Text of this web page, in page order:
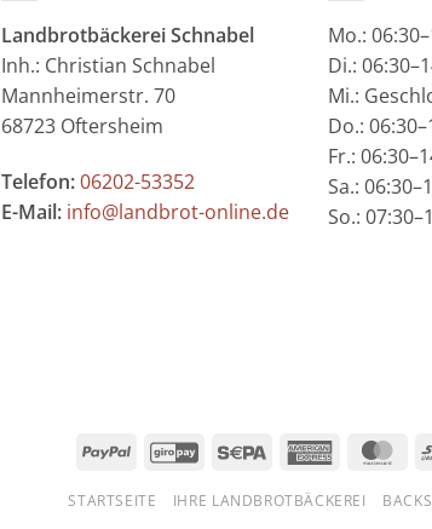
Landbrotbäckerei Schnabel
Inh.: Christian Schnabel
Mannheimerstr. 70
68723 Oftersheim
Telefon:06202-53352
E-Mail: info@landbrot-online.de
Mo.:
Di.:
Mi.:
Do.:
Fr.:
Sa.:
So.:
PayPal GiroPay Sepa
American
STARTSEITE IHRE LANDBROTBÄCKEREI